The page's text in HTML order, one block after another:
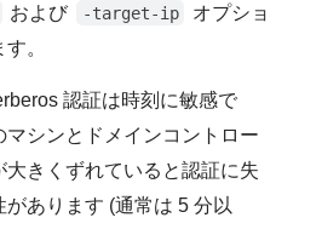
および -target-ip
オプショ
。
認証は時刻に敏感で
マシンとドメインコントロー
大きくずれていると認証に失
があります (通常は 5 分以